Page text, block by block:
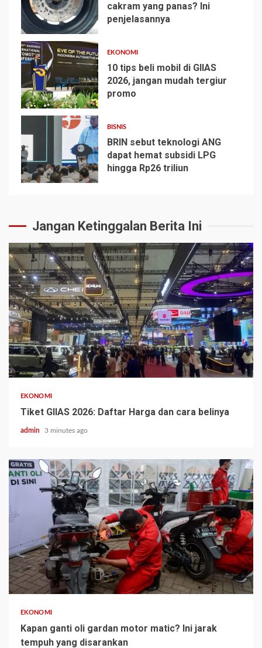
3
cakram yang panas? Ini
penjelasannya
4
EKONOMI
10 tips beli mobil di GIIAS
2026, jangan mudah tergiur
promo
5
BISNIS
BRIN sebut teknologi ANG
dapat hemat subsidi LPG
hingga Rp26 triliun
Jangan Ketinggalan Berita Ini
EKONOMI
Tiket GIIAS 2026: Daftar Harga dan cara belinya
admin 3 minutes ago
EKONOMI
Kapan ganti oli gardan motor matic? Ini jarak
tempuh yang disarankan